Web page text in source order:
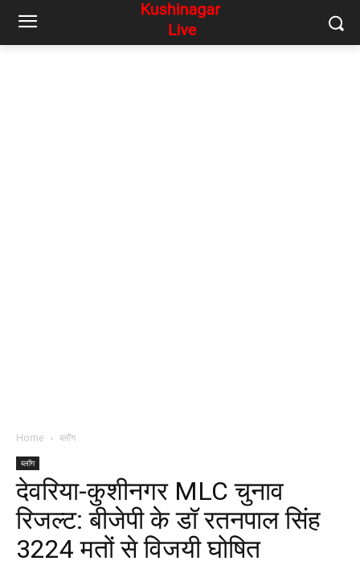
Home ब्लॉग
ब्लॉग
देवरिया-कुशीनगर MLC चुनाव
रिजल्ट: बीजेपी के डॉ रतनपाल सिंह
3224 मतों से विजयी घोषित